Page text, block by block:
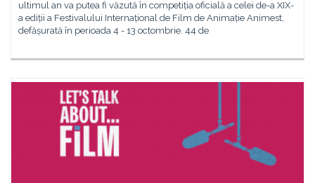
ultimul an va putea fi văzută în competiția oficială a celei de-a XIX-
a ediții a Festivalului Internațional de Film de Animație Animest,
defășurată în perioada 4 - 13 octombrie. 44 de